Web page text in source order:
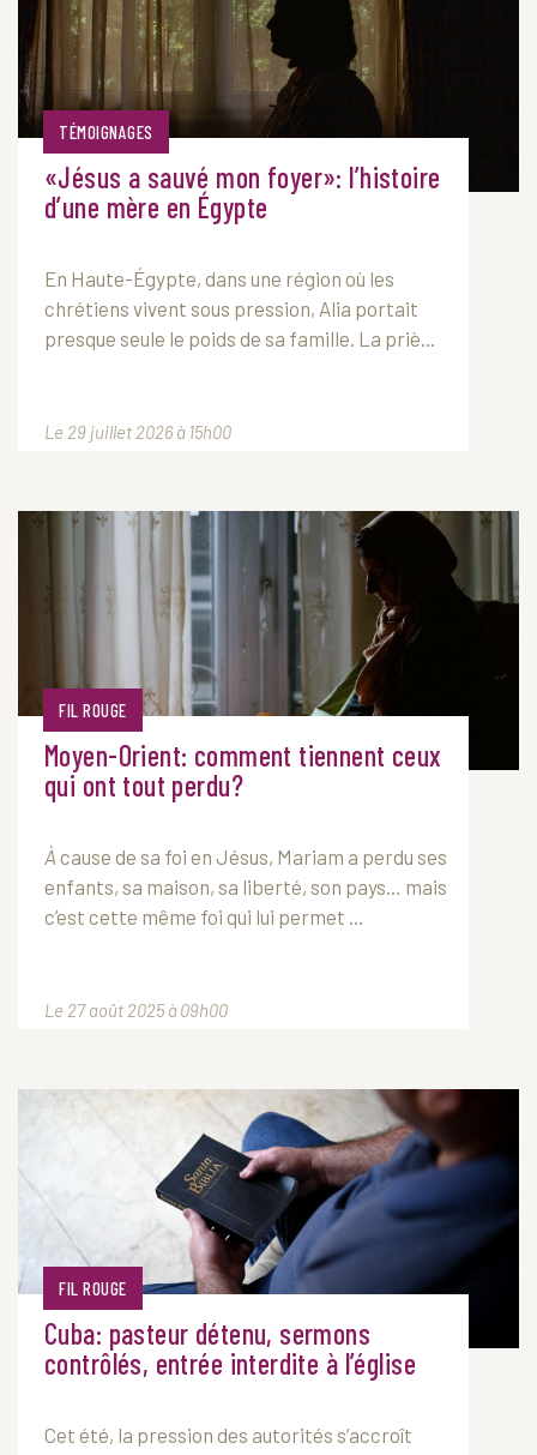
TÉMOIGNAGES
«Jésus a sauvé mon foyer»: l’histoire
d’une mère en Égypte
En Haute-Égypte, dans une région où les
chrétiens vivent sous pression, Alia portait
presque seule le poids de sa famille. La priè...
Le 29 juillet 2026 à 15h00
FIL ROUGE
Moyen-Orient: comment tiennent ceux
qui ont tout perdu?
À cause de sa foi en Jésus, Mariam a perdu ses
enfants, sa maison, sa liberté, son pays… mais
c’est cette même foi qui lui permet ...
Le 27 août 2025 à 09h00
FIL ROUGE
Cuba: pasteur détenu, sermons
contrôlés, entrée interdite à l’église
Cet été, la pression des autorités s’accroît